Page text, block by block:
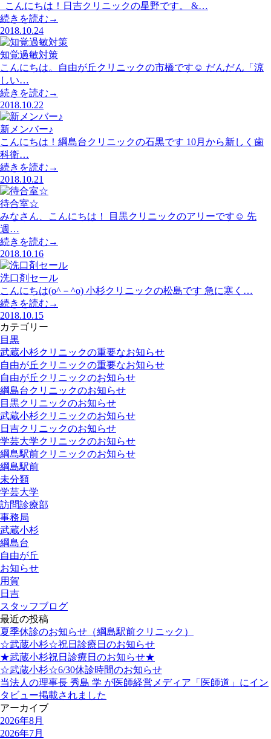
こんにちは！日吉クリニックの星野です。 &…
続きを読む→
2018.10.24
知覚過敏対策
こんにちは。自由が丘クリニックの市橋です☺︎ だんだん「涼
しい…
続きを読む→
2018.10.22
新メンバー♪
こんにちは！綱島台クリニックの石黒です 10月から新しく歯
科衛…
続きを読む→
2018.10.21
待合室☆
みなさん、こんにちは！ 目黒クリニックのアリーです☺︎ 先
週…
続きを読む→
2018.10.16
洗口剤セール
こんにちは(o^－^o) 小杉クリニックの松島です 急に寒く…
続きを読む→
2018.10.15
カテゴリー
目黒
武蔵小杉クリニックの重要なお知らせ
自由が丘クリニックの重要なお知らせ
自由が丘クリニックのお知らせ
綱島台クリニックのお知らせ
目黒クリニックのお知らせ
武蔵小杉クリニックのお知らせ
日吉クリニックのお知らせ
学芸大学クリニックのお知らせ
綱島駅前クリニックのお知らせ
綱島駅前
未分類
学芸大学
訪問診療部
事務局
武蔵小杉
綱島台
自由が丘
お知らせ
用賀
日吉
スタッフブログ
最近の投稿
夏季休診のお知らせ（綱島駅前クリニック）
☆武蔵小杉☆祝日診療日のお知らせ
★武蔵小杉祝日診療日のお知らせ★
☆武蔵小杉☆6/30休診時間のお知らせ
当法人の理事長 秀島 学 が医師経営メディア「医師道」にイン
タビュー掲載されました
アーカイブ
2026年8月
2026年7月